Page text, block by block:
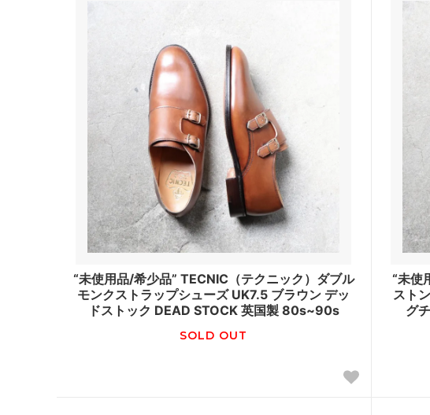
“未使用品/希少品” TECNIC（テクニック）ダブル
モンクストラップシューズ UK7.5 ブラウン デッ
ドストック DEAD STOCK 英国製 80s~90s
SOLD OUT
“未使
スト
グ